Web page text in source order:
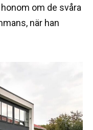
om de svåra
när han